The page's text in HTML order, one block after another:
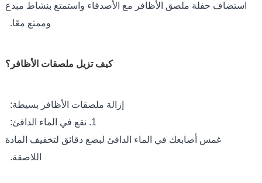
استضاف حفلة ملصق الأظافر مع الأصدقاء واستمتع بنشاط مبدع
وممتع معًا.
كيف تزيل ملصقات الأظافر؟
إزالة ملصقات الأظافر بسيطة:
1. نقع في الماء الدافئ:
غمس أصابعك في الماء الدافئ لبضع دقائق لتخفيف المادة
اللاصقة.